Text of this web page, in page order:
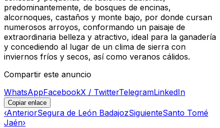
predominantemente, de bosques de encinas,
alcornoques, castaños y monte bajo, por donde cursan
numerosos arroyos, conformando un paisaje de
extraordinaria belleza y atractivo, ideal para la ganadería
y concediendo al lugar de un clima de sierra con
inviernos fríos y secos, así como veranos cálidos.
Compartir este anuncio
WhatsAppFacebookX / TwitterTelegramLinkedIn
Copiar enlace
‹AnteriorSegura de León BadajozSiguienteSanto Tomé
Jaén›